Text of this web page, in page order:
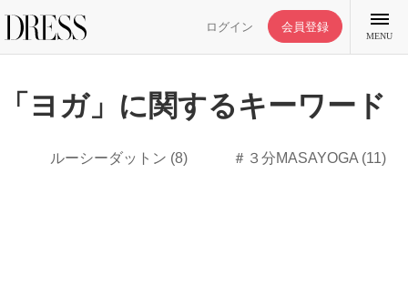
ログイン 会員登録
MENU
「ヨガ」に関するキーワード
ルーシーダットン (8) ＃３分MASAYOGA(11)